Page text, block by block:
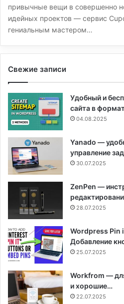
привычные вещи в совершенно
идейных проектов — сервис
гениальным мастером…
Свежие записи
Удобный и
сайта в
04.08.2025
Yanado —
управление
30.07.2025
ZenPen —
28.07.2025
Wordpress Pin
Добавление
25.07.2025
Workfrom —
и хорошие…
22.07.2025